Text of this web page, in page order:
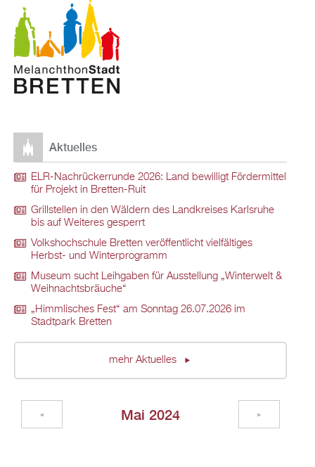
Aktuelles
ELR-Nachrückerrunde 2026: Land bewilligt Fördermittel
für Projekt in Bretten-Ruit
Grillstellen in den Wäldern des Landkreises Karlsruhe
bis auf Weiteres gesperrt
Volkshochschule Bretten veröffentlicht vielfältiges
Herbst- und Winterprogramm
Museum sucht Leihgaben für Ausstellung „Winterwelt &
Weihnachtsbräuche“
„Himmlisches Fest“ am Sonntag 26.07.2026 im
Stadtpark Bretten
mehr Aktuelles
Mai 2024
« »